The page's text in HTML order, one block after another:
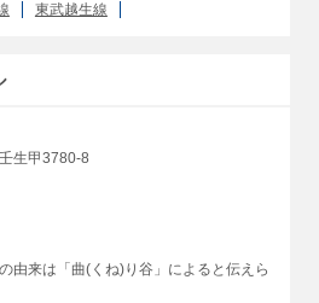
東武越生線
生甲3780-8
由来は「曲(くね)り谷」によると伝えら